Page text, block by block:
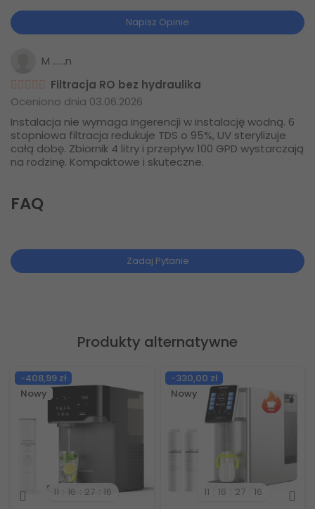
Napisz Opinie
M ......n
Filtracja RO bez hydraulika
Oceniono dnia 03.06.2026
Instalacja nie wymaga ingerencji w instalację wodną. 6
stopniowa filtracja redukuje TDS o 95%, UV sterylizuje
całą dobę. Zbiornik 4 litry i przepływ 100 GPD wystarczają
na rodzinę. Kompaktowe i skuteczne.
FAQ
Zadaj Pytanie
Produkty alternatywne
-100,00 zł
Nowy
11 16 27 15
-408,99 zł
11 16 27 15